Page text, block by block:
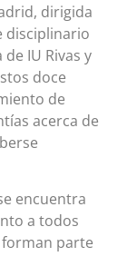
dirigida
disciplinario
IU Rivas y
doce
de
acerca de
encuentra
a todos
parte